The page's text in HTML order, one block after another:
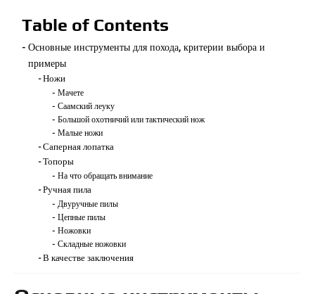
Table of Contents
Основные инструменты для похода, критерии выбора и
примеры
Ножи
Мачете
Саамский леуку
Большой охотничий или тактический нож
Малые ножи
Саперная лопатка
Топоры
На что обращать внимание
Ручная пила
Двуручные пилы
Цепные пилы
Ножовки
Складные ножовки
В качестве заключения